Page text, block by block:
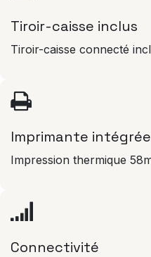
Tiroir-caisse inclus
Tiroir-caisse connecté
Imprimante intégrée
Impression thermique
Connectivité